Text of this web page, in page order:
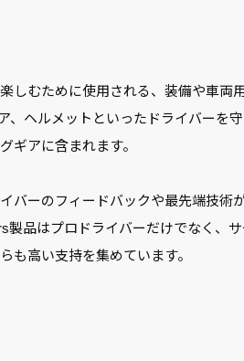
しむために使用される、装備や車両
ヘルメットといったドライバーを守
ギアに含まれます。
ーのフィードバックや最先端技術
品はプロドライバーだけでなく、
も高い支持を集めています。